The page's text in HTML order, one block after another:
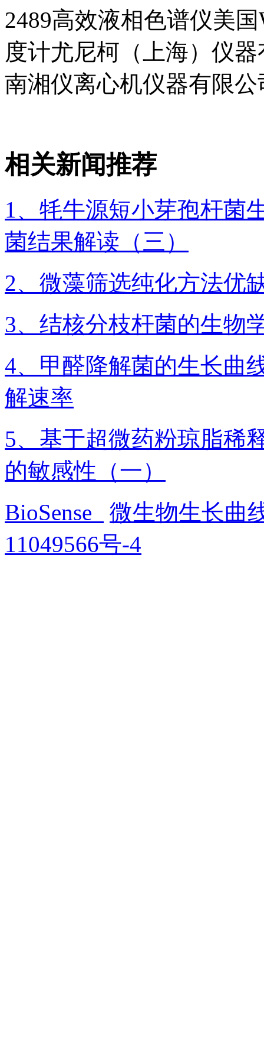
2489高效液相色谱仪美
度计尤尼柯（上海）仪
南湘仪离心机仪器有限公
相关新闻推荐
1、牦牛源短小芽孢杆菌
菌结果解读（三）
2、微藻筛选纯化方法优
3、结核分枝杆菌的生物
4、甲醛降解菌的生长曲
解速率
5、基于超微药粉琼脂稀
的敏感性（一）
BioSense
微生物生长曲
11049566号-4